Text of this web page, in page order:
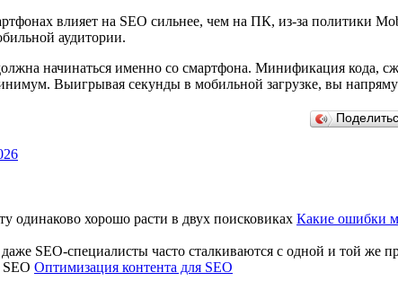
влияет на SEO сильнее, чем на ПК, из-за политики
аудитории.
начинаться именно со смартфона. Минификация кода,
Выигрывая секунды в мобильной загрузке, вы
Какие ошибки
SEO-специалисты часто сталкиваются с одной и той же
Оптимизация контента для SEO